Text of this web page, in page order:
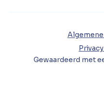
Gewaardeerd met